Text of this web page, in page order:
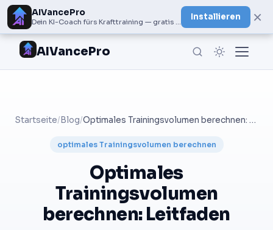
AIVancePro
Dein KI-Coach fürs Krafttraining — gratis bei Google Play
Installieren ×
AIVancePro
Startseite/ Blog/ Optimales Trainingsvolumen berechnen: Leitfaden
optimales Trainingsvolumen berechnen
Optimales
Trainingsvolumen
berechnen: Leitfaden